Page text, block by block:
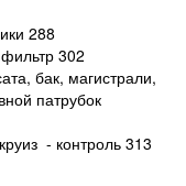
288
302
бак, магистрали,
патрубок
- контроль 313